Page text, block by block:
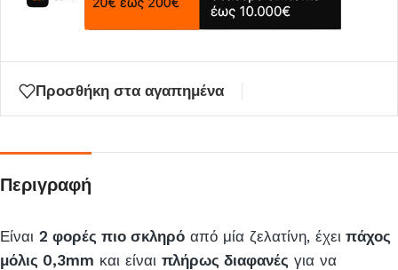
Προσθήκη στα αγαπημένα
Περιγραφή
Είναι 2 φορές πιο σκληρό από μία ζελατίνη, έχει πάχος
μόλις 0,3mm και είναι πλήρως διαφανές για να